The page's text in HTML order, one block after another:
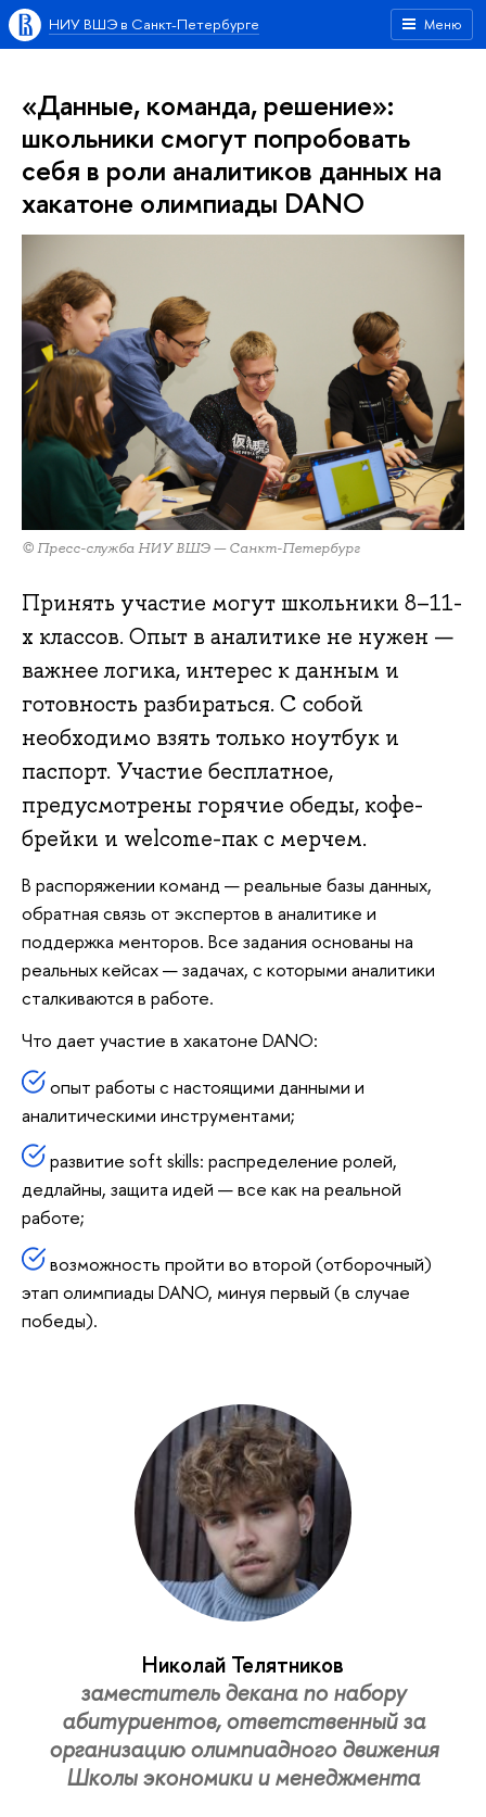
Меню
НИУ ВШЭ в Санкт-Петербурге
«Данные, команда, решение»:
школьники смогут попробовать
себя в роли аналитиков данных на
хакатоне олимпиады DANO
© Пресс-служба НИУ ВШЭ — Санкт-Петербург
Принять участие могут школьники 8–11-
х классов. Опыт в аналитике не нужен —
важнее логика, интерес к данным и
готовность разбираться. С собой
необходимо взять только ноутбук и
паспорт. Участие бесплатное,
предусмотрены горячие обеды, кофе-
брейки и welcome-пак с мерчем.
В распоряжении команд — реальные базы данных,
обратная связь от экспертов в аналитике и
поддержка менторов. Все задания основаны на
реальных кейсах — задачах, с которыми аналитики
сталкиваются в работе.
Что дает участие в хакатоне DANO:
опыт работы с настоящими данными и
аналитическими инструментами;
развитие soft skills: распределение ролей,
дедлайны, защита идей — все как на реальной
работе;
возможность пройти во второй (отборочный)
этап олимпиады DANO, минуя первый (в случае
победы).
Николай Телятников
заместитель декана по набору
абитуриентов, ответственный за
организацию олимпиадного движения
Школы экономики и менеджмента